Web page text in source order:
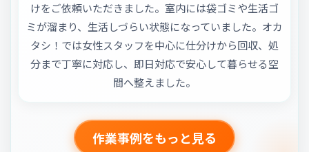
けをご依頼いただきました。室内には袋ゴミや生活ゴ
ミが溜まり、生活しづらい状態になっていました。オカ
タシ！では女性スタッフを中心に仕分けから回収、処
分まで丁寧に対応し、即日対応で安心して暮らせる空
間へ整えました。
作業事例をもっと見る